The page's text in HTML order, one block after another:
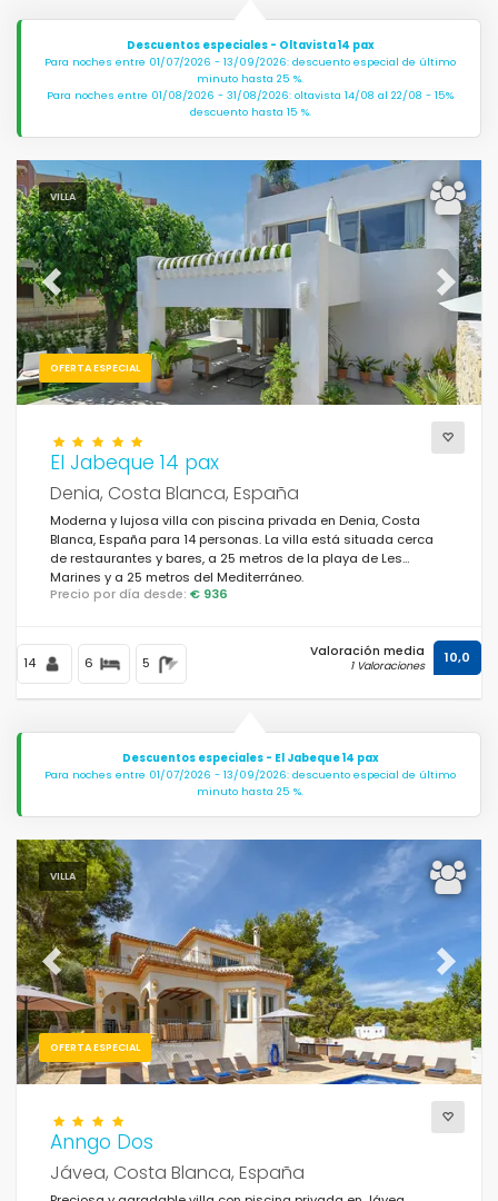
Descuentos especiales - Oltavista 14 pax
Para noches entre 01/07/2026 - 13/09/2026: descuento especial de último
minuto hasta 25 %.
Para noches entre 01/08/2026 - 31/08/2026: oltavista 14/08 al 22/08 - 15%
descuento hasta 15 %.
VILLA
OFERTA ESPECIAL
Previous Next
El Jabeque 14 pax
Denia, Costa Blanca, España
Moderna y lujosa villa con piscina privada en Denia, Costa
Blanca, España para 14 personas. La villa está situada cerca
de restaurantes y bares, a 25 metros de la playa de Les
Marines y a 25 metros del Mediterráneo.
Precio por día desde: € 936
14 6 5
Valoración media
1 Valoraciones 10,0
Descuentos especiales - El Jabeque 14 pax
Para noches entre 01/07/2026 - 13/09/2026: descuento especial de último
minuto hasta 25 %.
VILLA
OFERTA ESPECIAL
Previous Next
Anngo Dos
Jávea, Costa Blanca, España